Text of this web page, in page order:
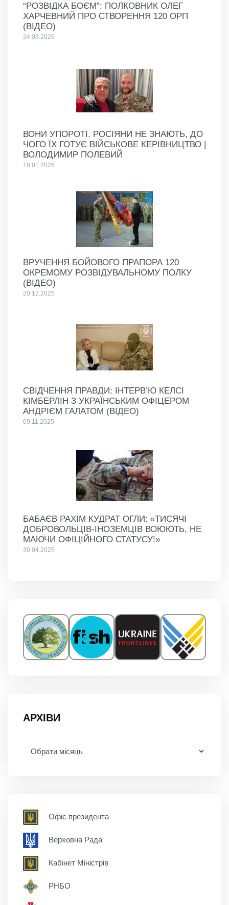
“РОЗВІДКА БОЄМ”: ПОЛКОВНИК ОЛЕГ
ХАРЧЕВНИЙ ПРО СТВОРЕННЯ 120 ОРП
(ВІДЕО)
24.03.2026
ВОНИ УПОРОТІ. РОСІЯНИ НЕ ЗНАЮТЬ, ДО
ЧОГО ЇХ ГОТУЄ ВІЙСЬКОВЕ КЕРІВНИЦТВО |
ВОЛОДИМИР ПОЛЕВИЙ
18.01.2026
ВРУЧЕННЯ БОЙОВОГО ПРАПОРА 120
ОКРЕМОМУ РОЗВІДУВАЛЬНОМУ ПОЛКУ
(ВІДЕО)
20.12.2025
СВІДЧЕННЯ ПРАВДИ: ІНТЕРВ’Ю КЕЛСІ
КІМБЕРЛІН З УКРАЇНСЬКИМ ОФІЦЕРОМ
АНДРІЄМ ГАЛАТОМ (ВІДЕО)
09.11.2025
БАБАЄВ РАХІМ КУДРАТ ОГЛИ: «ТИСЯЧІ
ДОБРОВОЛЬЦІВ-ІНОЗЕМЦІВ ВОЮЮТЬ, НЕ
МАЮЧИ ОФІЦІЙНОГО СТАТУСУ!»
30.04.2025
АРХІВИ
Офіс президента
Верховна Рада
Кабінет Міністрів
РНБО